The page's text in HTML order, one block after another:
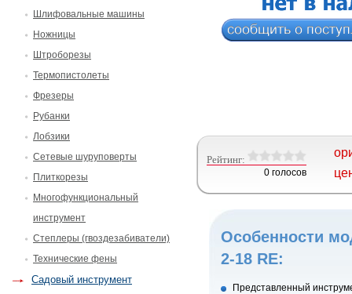
Рейтинг:
0 голосов
Особенности
2-18 RE:
Представленный
Шлифовальные машины
Ножницы
Штроборезы
Термопистолеты
Фрезеры
Рубанки
Лобзики
Сетевые шуруповерты
Плиткорезы
Многофункциональный
инструмент
Степлеры (гвоздезабиватели)
Технические фены
Садовый инструмент